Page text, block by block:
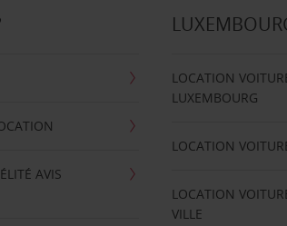
AVIS
LOCATION
LUXEMBOURG
LOCATION
LOCATION
VILLE